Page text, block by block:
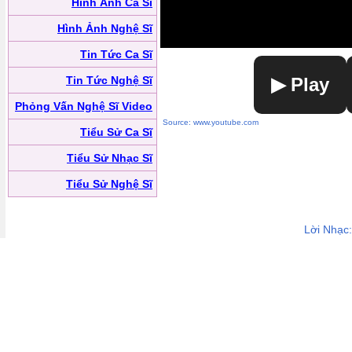
Hình Ảnh Nghệ Sĩ
Tin Tức Ca Sĩ
Tin Tức Nghệ Sĩ
Phỏng Vấn Nghệ Sĩ Video
Tiểu Sử Ca Sĩ
Tiểu Sử Nhạc Sĩ
Tiểu Sử Nghệ Sĩ
▶ Play
Source: www.youtube.com
Lời Nhạc: